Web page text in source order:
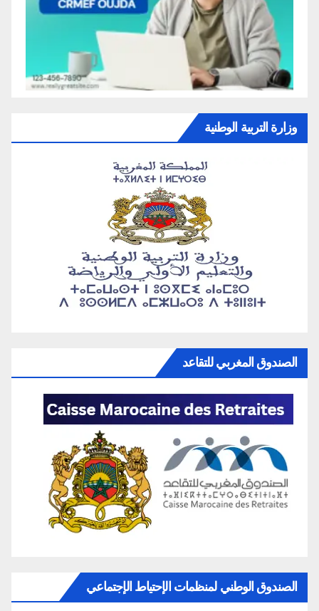
وزارة التربية الوطنية
الصندوق المغربي للتقاعد
الصندوق الوطني لمنظمات الإحتياط الإجتماعي